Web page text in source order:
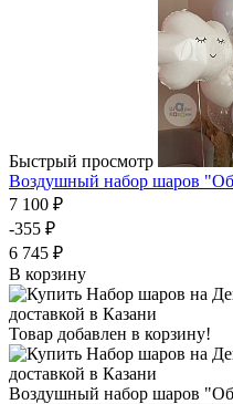
Быстрый просмотр
Воздушный набор шаров
7 100 ₽
-355 ₽
6 745 ₽
В корзину
Товар добавлен в корзину!
Воздушный набор шаров